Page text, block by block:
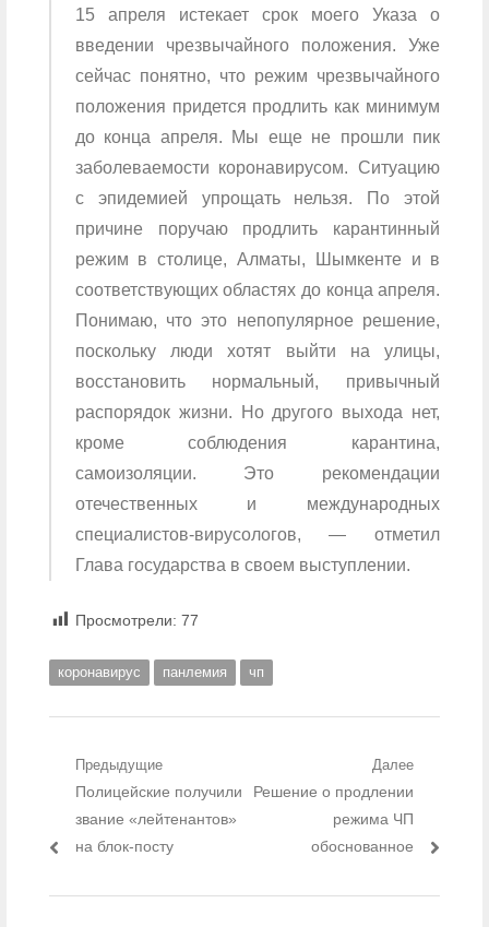
15 апреля истекает срок моего Указа о
введении чрезвычайного положения. Уже
сейчас понятно, что режим чрезвычайного
положения придется продлить как минимум
до конца апреля. Мы еще не прошли пик
заболеваемости коронавирусом. Ситуацию
с эпидемией упрощать нельзя. По этой
причине поручаю продлить карантинный
режим в столице, Алматы, Шымкенте и в
соответствующих областях до конца апреля.
Понимаю, что это непопулярное решение,
поскольку люди хотят выйти на улицы,
восстановить нормальный, привычный
распорядок жизни. Но другого выхода нет,
кроме соблюдения карантина,
самоизоляции. Это рекомендации
отечественных и международных
специалистов-вирусологов, — отметил
Глава государства в своем выступлении.
Просмотрели: 77
коронавирус панлемия чп
Навигация по записям
Предыдущие
Предыдущий пост:
Полицейские получили
звание «лейтенантов»
на блок-посту
Далее
Следующий пост:
Решение о продлении
режима ЧП
обоснованное